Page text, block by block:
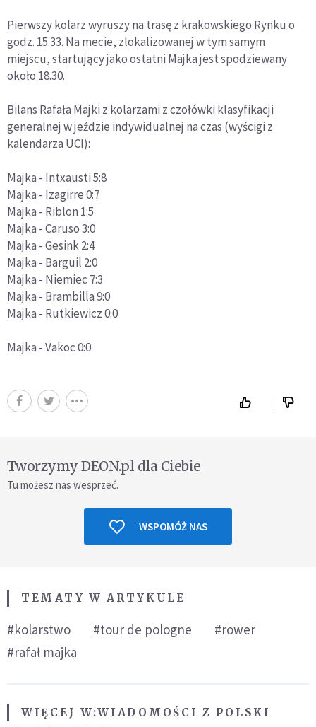
Pierwszy kolarz wyruszy na trasę z krakowskiego Rynku o
godz. 15.33. Na mecie, zlokalizowanej w tym samym
miejscu, startujący jako ostatni Majka jest spodziewany
około 18.30.
Bilans Rafała Majki z kolarzami z czołówki klasyfikacji
generalnej w jeździe indywidualnej na czas (wyścigi z
kalendarza UCI):
Majka - Intxausti 5:8
Majka - Izagirre 0:7
Majka - Riblon 1:5
Majka - Caruso 3:0
Majka - Gesink 2:4
Majka - Barguil 2:0
Majka - Niemiec 7:3
Majka - Brambilla 9:0
Majka - Rutkiewicz 0:0
Majka - Vakoc 0:0
Tworzymy DEON.pl dla Ciebie
Tu możesz nas wesprzeć.
WSPOMÓŻ NAS
TEMATY W ARTYKULE
#kolarstwo #tour de pologne
#rower
#rafał majka
WIĘCEJ W:WIADOMOŚCI Z POLSKI